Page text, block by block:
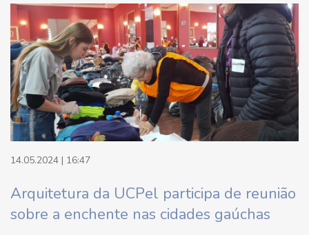
14.05.2024 | 16:47
Arquitetura da UCPel participa de reunião
sobre a enchente nas cidades gaúchas